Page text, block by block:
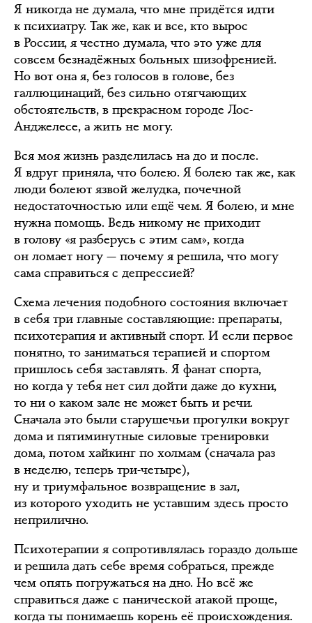
Я никогда не думала, что мне придётся идти
к психиатру. Так же, как и все, кто вырос
в России, я честно думала, что это уже для
совсем безнадёжных больных шизофренией.
Но вот она я, без голосов в голове, без
галлюцинаций, без сильно отягчающих
обстоятельств, в прекрасном городе Лос-
Анджелесе, а жить не могу.
Вся моя жизнь разделилась на до и после.
Я вдруг приняла, что болею. Я болею так же, как
люди болеют язвой желудка, почечной
недостаточностью или ещё чем. Я болею, и мне
нужна помощь. Ведь никому не приходит
в голову «я разберусь с этим сам», когда
он ломает ногу — почему я решила, что могу
сама справиться с депрессией?
Схема лечения подобного состояния включает
в себя три главные составляющие: препараты,
психотерапия и активный спорт. И если первое
понятно, то заниматься терапией и спортом
пришлось себя заставлять. Я фанат спорта,
но когда у тебя нет сил дойти даже до кухни,
то ни о каком зале не может быть и речи.
Сначала это были старушечьи прогулки вокруг
дома и пятиминутные силовые тренировки
дома, потом хайкинг по холмам (сначала раз
в неделю, теперь три-четыре),
ну и триумфальное возвращение в зал,
из которого уходить не уставшим здесь просто
неприлично.
Психотерапии я сопротивлялась гораздо дольше
и решила дать себе время собраться, прежде
чем опять погружаться на дно. Но всё же
справиться даже с панической атакой проще,
когда ты понимаешь корень её происхождения.